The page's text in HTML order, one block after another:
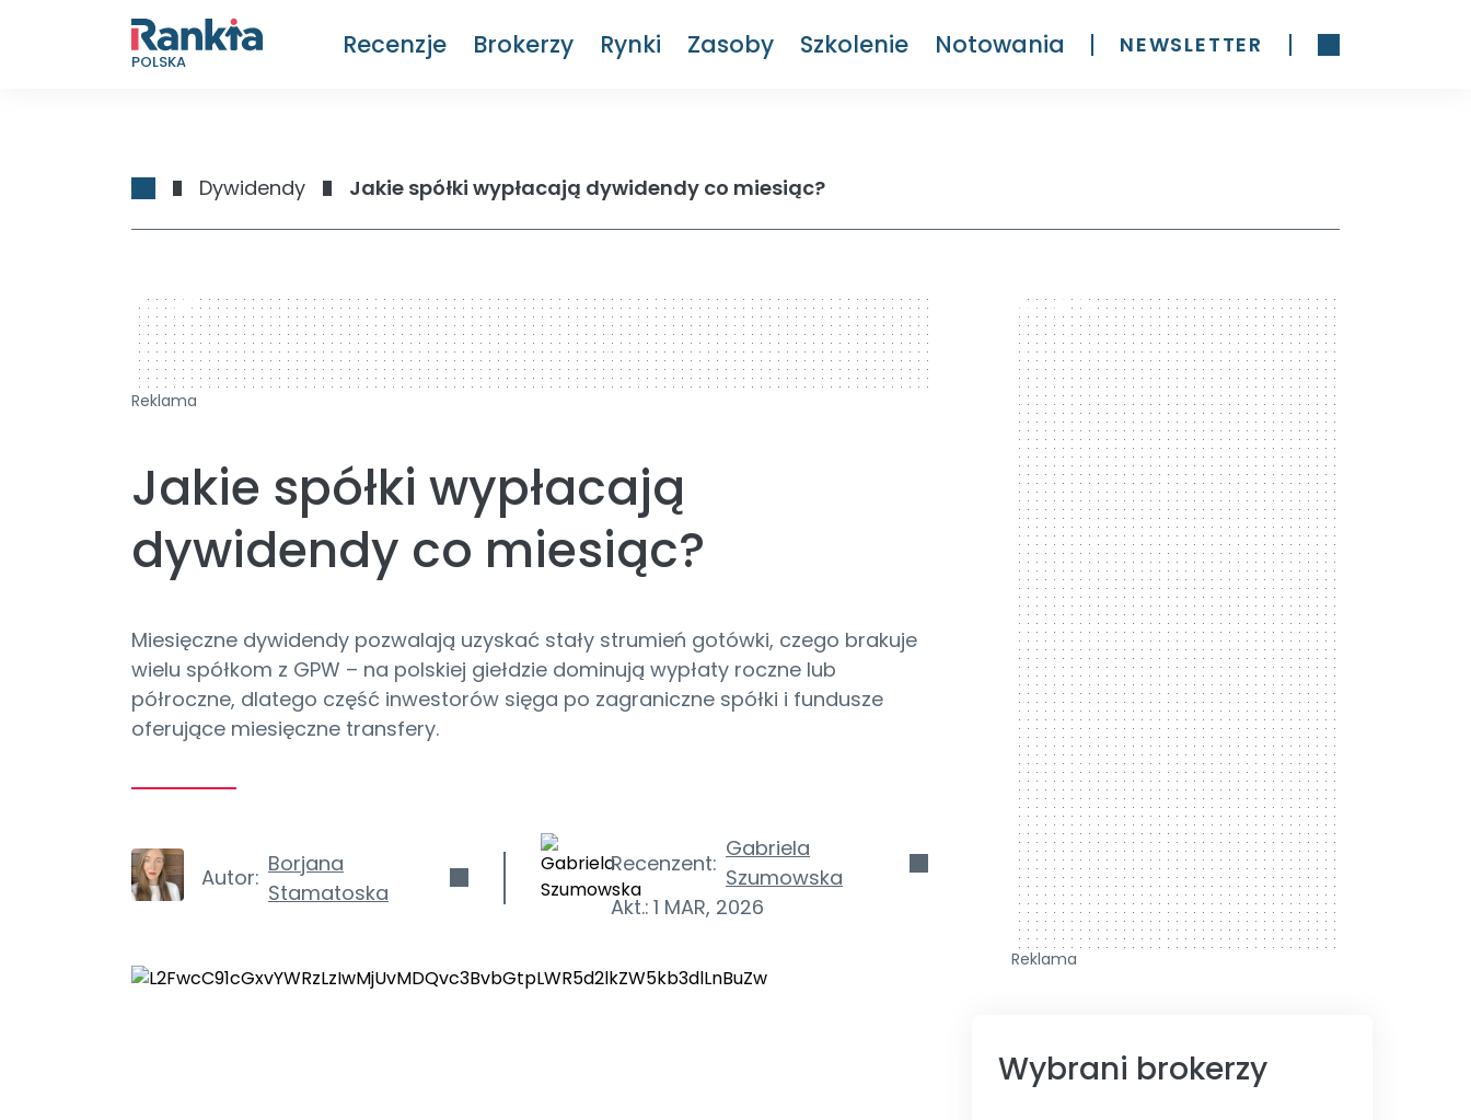
POLSKA
Recenzje Brokerzy Rynki Zasoby Szkolenie Notowania NEWSLETTER
Dywidendy Jakie spółki wypłacają dywidendy co miesiąc?
728 x 90
Reklama
Jakie spółki wypłacają
dywidendy co miesiąc?
Miesięczne dywidendy pozwalają uzyskać stały strumień gotówki, czego brakuje
wielu spółkom z GPW – na polskiej giełdzie dominują wypłaty roczne lub
półroczne, dlatego część inwestorów sięga po zagraniczne spółki i fundusze
oferujące miesięczne transfery.
Autor:
Borjana
Stamatoska
Recenzent:
Gabriela
Szumowska
Akt.: 1 MAR, 2026
300 x 600
Reklama
Wybrani brokerzy